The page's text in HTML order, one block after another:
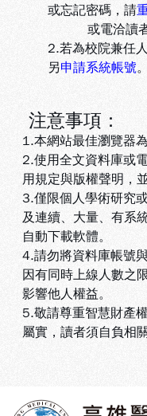
或忘記密碼，請
或電洽讀者服
2.若為校院兼任
另申請系統帳號。
注意事項：
1.本網站最佳瀏覽器
2.使用全文資料庫或
用規定與版權聲明，
3.僅限個人學術研究
及連續、大量、有系
自動下載軟體。
4.請勿將資料庫帳號
因有同時上線人數之
影響他人權益。
5.敬請尊重智慧財產
屬實，讀者須自負相